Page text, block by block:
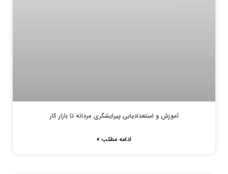
آموزش و استعدادیابی پیرایشگری مردانه تا بازار کار
ادامه مطلب »